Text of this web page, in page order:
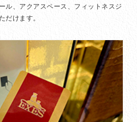
ル、アクアスペース、フィットネスジ
だけます。